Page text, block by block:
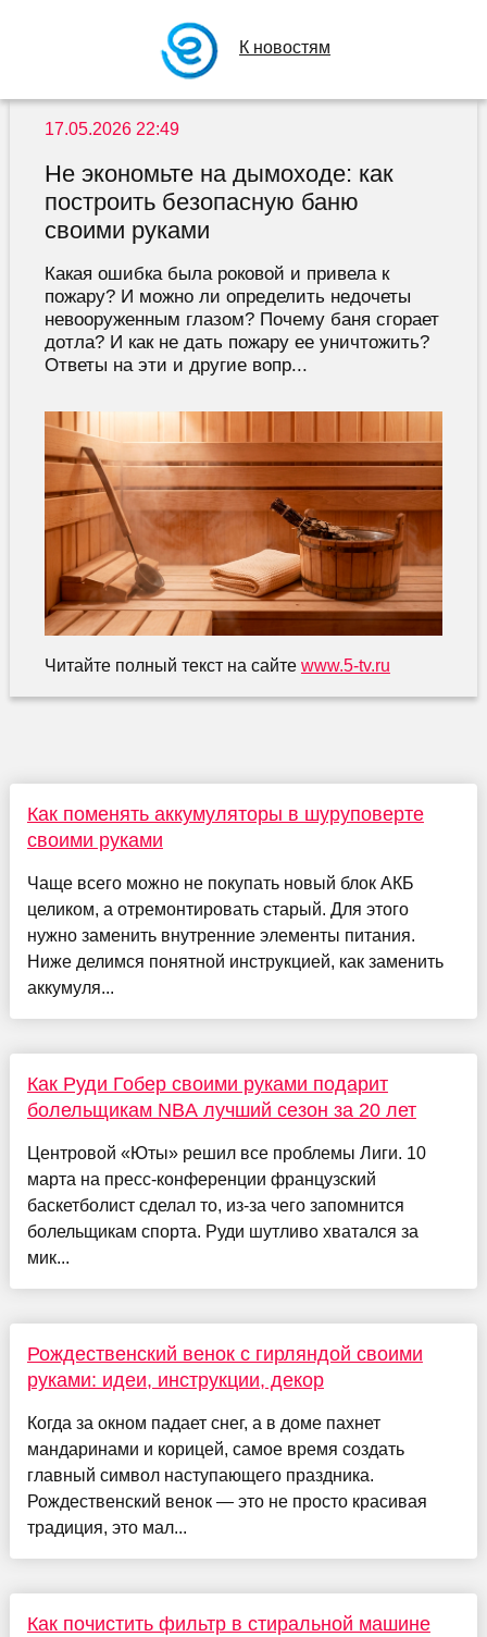
К новостям
17.05.2026 22:49
Не экономьте на дымоходе: как
построить безопасную баню
своими руками
Какая ошибка была роковой и привела к
пожару? И можно ли определить недочеты
невооруженным глазом? Почему баня сгорает
дотла? И как не дать пожару ее уничтожить?
Ответы на эти и другие вопр...
Читайте полный текст на сайте www.5-tv.ru
Как поменять аккумуляторы в шуруповерте
своими руками
Чаще всего можно не покупать новый блок АКБ
целиком, а отремонтировать старый. Для этого
нужно заменить внутренние элементы питания.
Ниже делимся понятной инструкцией, как заменить
аккумуля...
Как Руди Гобер своими руками подарит
болельщикам NBA лучший сезон за 20 лет
Центровой «Юты» решил все проблемы Лиги. 10
марта на пресс-конференции французский
баскетболист сделал то, из-за чего запомнится
болельщикам спорта. Руди шутливо хватался за
мик...
Рождественский венок с гирляндой своими
руками: идеи, инструкции, декор
Когда за окном падает снег, а в доме пахнет
мандаринами и корицей, самое время создать
главный символ наступающего праздника.
Рождественский венок — это не просто красивая
традиция, это мал...
Как почистить фильтр в стиральной машине